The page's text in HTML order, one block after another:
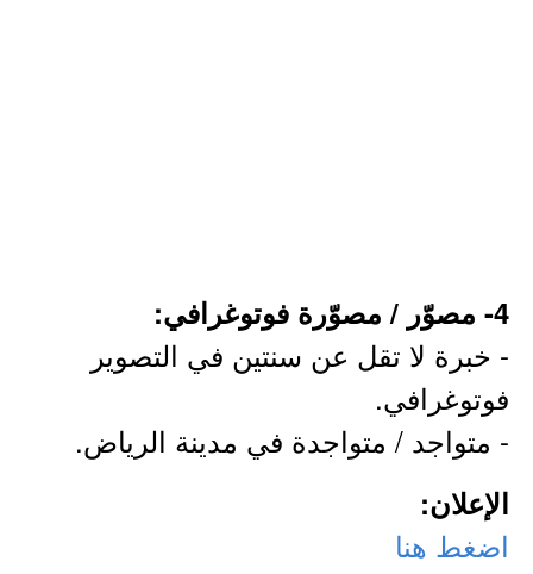
4- مصوّر / مصوّرة فوتوغرافي:
- خبرة لا تقل عن سنتين في التصوير
فوتوغرافي.
- متواجد / متواجدة في مدينة الرياض.
الإعلان:
اضغط هنا